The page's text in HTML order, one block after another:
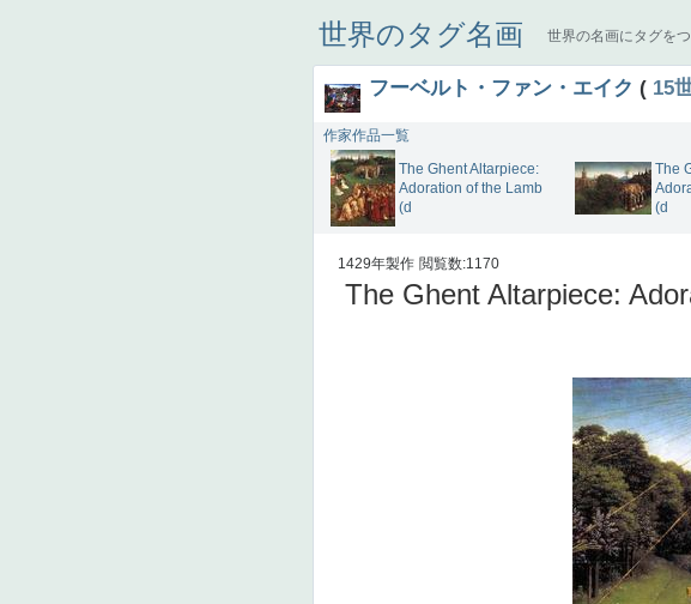
世界のタグ名画 世界の名画にタグを
フーベルト・ファン・エイク ( 15
作家作品一覧
The Ghent Altarpiece:
Adoration of the Lamb
(d
The
(d
1429年製作 閲覧数:1170
The Ghent Altarpiece: